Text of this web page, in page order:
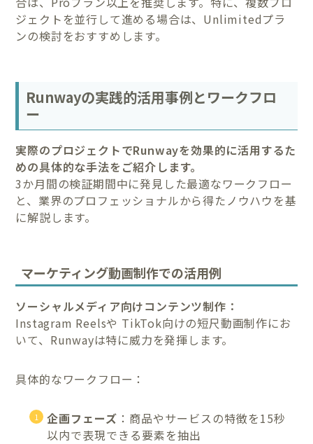
ジェクトを並行して進める場合は、Unlimitedプラ
ンの検討をおすすめします。
Runwayの実践的活用事例とワークフロ
ー
実際のプロジェクトでRunwayを効果的に活用するた
めの具体的な手法をご紹介します。
3か月間の検証期間中に発見した最適なワークフロー
と、業界のプロフェッショナルから得たノウハウを基
に解説します。
マーケティング動画制作での活用例
ソーシャルメディア向けコンテンツ制作：
Instagram Reelsや TikTok向けの短尺動画制作にお
いて、Runwayは特に威力を発揮します。
具体的なワークフロー：
企画フェーズ ：商品やサービスの特徴を15秒
以内で表現できる要素を抽出